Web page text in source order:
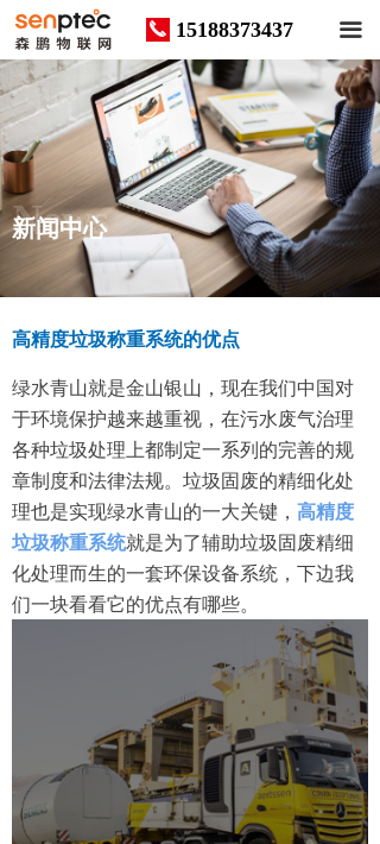
끀
끅 15188373437
高精度垃圾称重系统的优点
绿水青山就是金山银山，现在我们中国对
于环境保护越来越重视，在污水废气治理
各种垃圾处理上都制定一系列的完善的规
章制度和法律法规。垃圾固废的精细化处
理也是实现绿水青山的一大关键， 高精度
垃圾称重系统‍就是为了辅助垃圾固废精细
化处理而生的一套环保设备系统，下边我
们一块看看它的优点有哪些。
News
新闻中心